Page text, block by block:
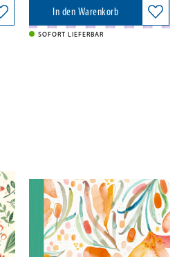
In den Warenkorb
SOFORT LIEFERBAR